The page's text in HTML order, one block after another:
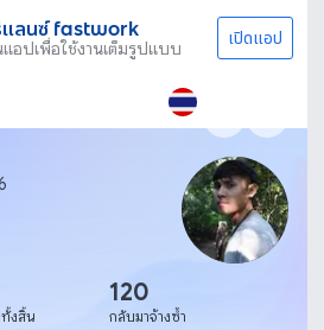
แลนซ์ fastwork
แอปเพื่อใช้งานเต็มรูปแบบ เปิดแอป
งสิ้น
120
กลับมาจ้างซ้ำ